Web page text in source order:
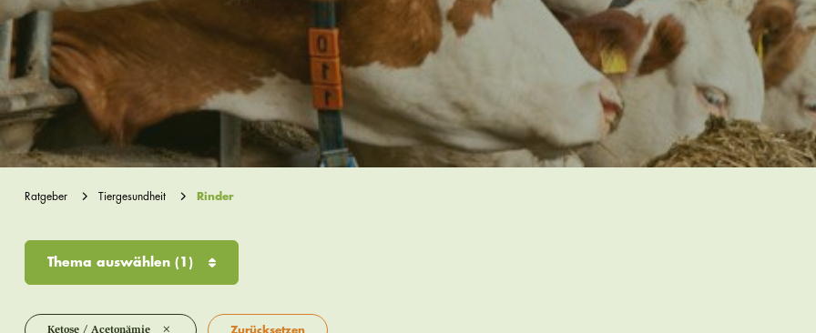
Ratgeber Tiergesundheit Rinder
Thema auswählen (1)
Ketose / Acetonämie Zurücksetzen